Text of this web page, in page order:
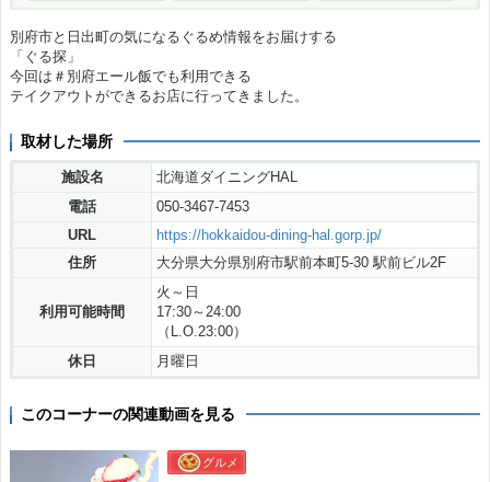
別府市と日出町の気になるぐるめ情報をお届けする
「ぐる探」
今回は＃別府エール飯でも利用できる
テイクアウトができるお店に行ってきました。
取材した場所
施設名
北海道ダイニングHAL
電話
050-3467-7453
URL
https://hokkaidou-dining-hal.gorp.jp/
住所
大分県大分県別府市駅前本町5-30 駅前ビル2F
利用可能時間
火～日
17:30～24:00
（L.O.23:00）
休日
月曜日
このコーナーの関連動画を見る
グルメ